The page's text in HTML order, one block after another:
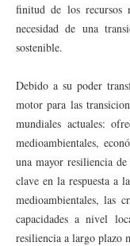
finitud de los recursos
necesidad de una
sostenible.
Debido a su poder
motor para las
mundiales actuales:
medioambientales,
una mayor resiliencia
clave en la respuesta a
medioambientales, las
capacidades a nivel
resiliencia a largo plazo